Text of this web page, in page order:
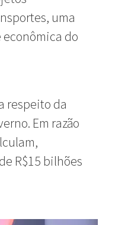
uma
do
respeito da
Em razão
de R$15 bilhões